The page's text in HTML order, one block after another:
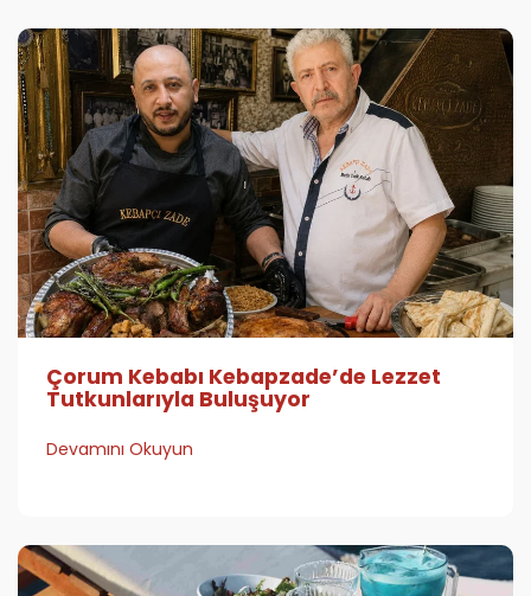
Çorum Kebabı Kebapzade’de Lezzet
Tutkunlarıyla Buluşuyor
Devamını Okuyun